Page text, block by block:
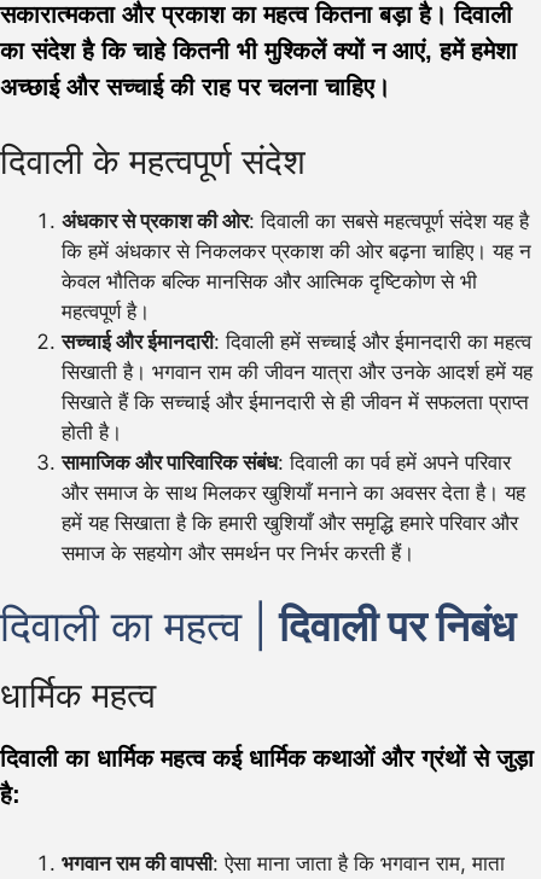
सकारात्मकता और प्रकाश का महत्व कितना बड़ा है। दिवाली
का संदेश है कि चाहे कितनी भी मुश्किलें क्यों न आएं, हमें हमेशा
अच्छाई और सच्चाई की राह पर चलना चाहिए।
दिवाली के महत्वपूर्ण संदेश
अंधकार से प्रकाश की ओर: दिवाली का सबसे महत्वपूर्ण संदेश यह है
कि हमें अंधकार से निकलकर प्रकाश की ओर बढ़ना चाहिए। यह न
केवल भौतिक बल्कि मानसिक और आत्मिक दृष्टिकोण से भी
महत्वपूर्ण है।
सच्चाई और ईमानदारी: दिवाली हमें सच्चाई और ईमानदारी का महत्व
सिखाती है। भगवान राम की जीवन यात्रा और उनके आदर्श हमें यह
सिखाते हैं कि सच्चाई और ईमानदारी से ही जीवन में सफलता प्राप्त
होती है।
सामाजिक और पारिवारिक संबंध: दिवाली का पर्व हमें अपने परिवार
और समाज के साथ मिलकर खुशियाँ मनाने का अवसर देता है। यह
हमें यह सिखाता है कि हमारी खुशियाँ और समृद्धि हमारे परिवार और
समाज के सहयोग और समर्थन पर निर्भर करती हैं।
दिवाली का महत्व |दिवाली पर निबंध
धार्मिक महत्व
दिवाली का धार्मिक महत्व कई धार्मिक कथाओं और ग्रंथों से जुड़ा
है:
भगवान राम की वापसी: ऐसा माना जाता है कि भगवान राम, माता